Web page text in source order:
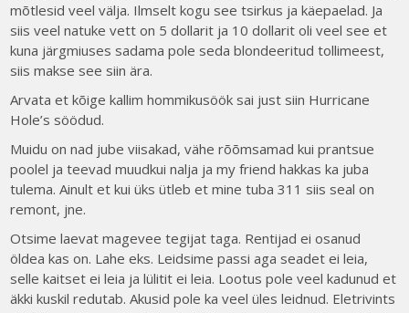
mõtlesid veel välja. Ilmselt kogu see tsirkus ja käepaelad. Ja
siis veel natuke vett on 5 dollarit ja 10 dollarit oli veel see et
kuna järgmiuses sadama pole seda blondeeritud tollimeest,
siis makse see siin ära.
Arvata et kõige kallim hommikusöök sai just siin Hurricane
Hole’s söödud.
Muidu on nad jube viisakad, vähe rõõmsamad kui prantsue
poolel ja teevad muudkui nalja ja my friend hakkas ka juba
tulema. Ainult et kui üks ütleb et mine tuba 311 siis seal on
remont, jne.
Otsime laevat magevee tegijat taga. Rentijad ei osanud
öldea kas on. Lahe eks. Leidsime passi aga seadet ei leia,
selle kaitset ei leia ja lülitit ei leia. Lootus pole veel kadunud et
äkki kuskil redutab. Akusid pole ka veel üles leidnud. Eletrivints